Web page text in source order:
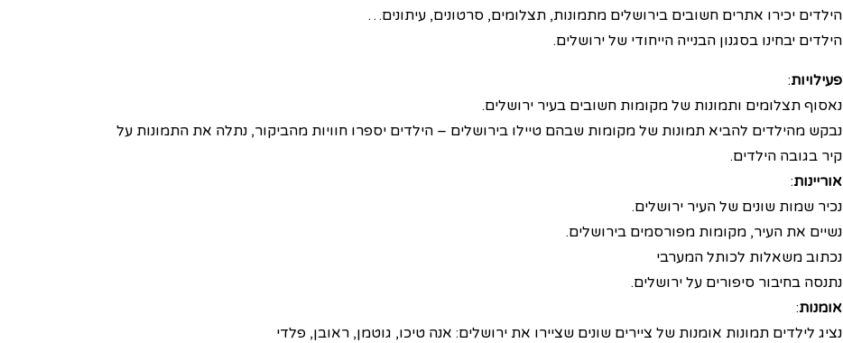
הילדים יכירו אתרים חשובים בירושלים מתמונות, תצלומים, סרטונים, עיתונים…
הילדים יבחינו בסגנון הבנייה הייחודי של ירושלים.
פעילויות:
נאסוף תצלומים ותמונות של מקומות חשובים בעיר ירושלים.
נבקש מהילדים להביא תמונות של מקומות שבהם טיילו בירושלים – הילדים יספרו חוויות מהביקור, נתלה את התמונות על
קיר בגובה הילדים.
אוריינות:
נכיר שמות שונים של העיר ירושלים.
נשיים את העיר, מקומות מפורסמים בירושלים.
נכתוב משאלות לכותל המערבי
נתנסה בחיבור סיפורים על ירושלים.
אומנות:
נציג לילדים תמונות אומנות של ציירים שונים שציירו את ירושלים: אנה טיכו, גוטמן, ראובן, פלדי